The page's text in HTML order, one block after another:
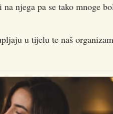
njega pa se tako mnoge
u tijelu te naš